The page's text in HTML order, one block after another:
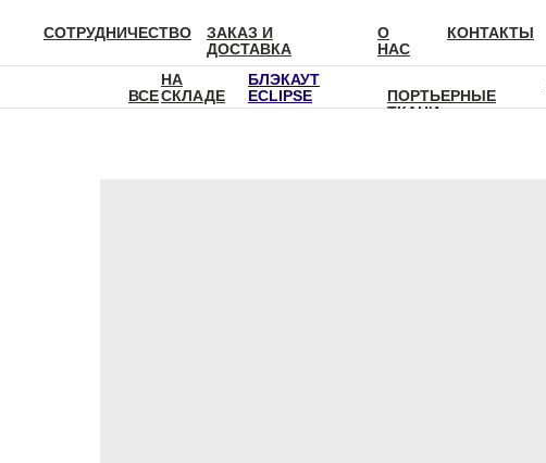
СОТРУДНИЧЕСТВО
ЗАКАЗ И
ДОСТАВКА
О
НАС
КОНТАКТЫ
ВСЕ
НА
СКЛАДЕ
БЛЭКАУТ
ECLIPSE
ПОРТЬЕРНЫЕ
ТКАНИ